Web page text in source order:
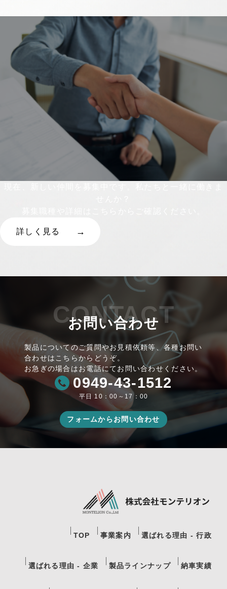
詳しく見る
CONTACT
お問い合わせ
製品についてのご質問やお見積依頼等、各種お問い
合わせはこちらからどうぞ。
お急ぎの場合はお電話にてお問い合わせください。
0949-43-1512
平日 10：00～17：00
フォームからお問い合わせ
TOP 事業案内 選ばれる理由 - 行政
選ばれる理由 - 企業 製品ラインナップ 納車実績